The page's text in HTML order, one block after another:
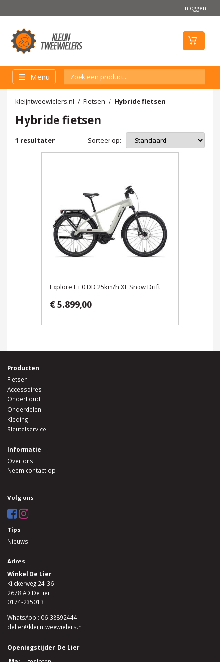
Inloggen
Menu
kleijntweewielers.nl Fietsen Hybride fietsen
Hybride fietsen
1 resultaten Sorteer op:
Explore E+ 0 DD 25km/h XL Snow Drift
€ 5.899,00
Producten
Fietsen
Accessoires
Onderhoud
Onderdelen
Kleding
Sleutelservice
Informatie
Over ons
Neem contact op
Volg ons
Tips
Nieuws
Adres
Winkel De Lier
Kijckerweg 24-36
2678 AD De lier
0174-235013
WhatsApp : 06-38892444
delier@kleijntweewielers.nl
Openingstijden De Lier